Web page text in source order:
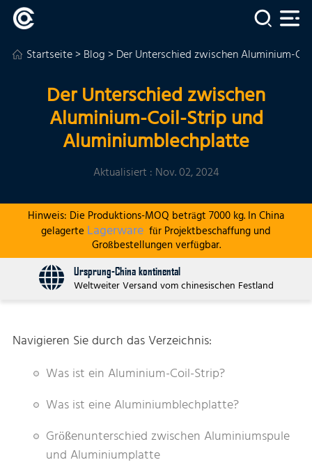
Startseite>Blog> Der Unterschied zwischen Aluminium-
Der Unterschied zwischen
Aluminium-Coil-Strip und
Aluminiumblechplatte
Aktualisiert : Nov. 02, 2024
Hinweis: Die Produktions-MOQ beträgt 7000 kg. In China
gelagerte Lagerware für Projektbeschaffung und
Großbestellungen verfügbar.
Ursprung-China kontinental
Weltweiter Versand vom chinesischen Festland
Navigieren Sie durch das Verzeichnis:
Was ist ein Aluminium-Coil-Strip?
Was ist eine Aluminiumblechplatte?
Größenunterschied zwischen Aluminiumspule
und Aluminiumplatte